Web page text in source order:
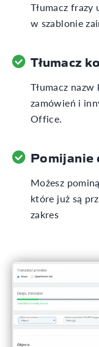
Tłumacz frazy
w szablonie
Tłumacz
Tłumacz
zamówień i
Office.
Pomijanie
Możesz
które już są
zakres